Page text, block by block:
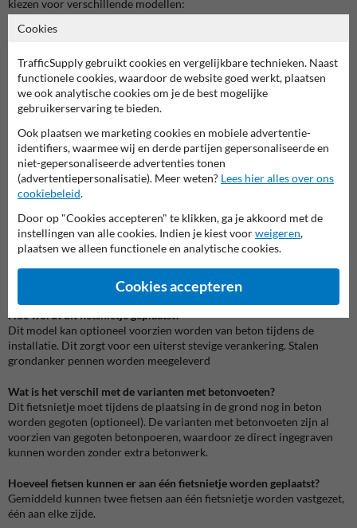
kiezen voor verschillende modellen:
🔹Fietsnietje staal 600x1300mm zonder tussenbuis met
betonpoeren en hoeft alleen nog ingegraven te worden.
🔹Fietsnietje RVS 600x1300mm zonder tussenbuis met betonvoeten
– Roestvrijstalen uitvoering met gegoten betonvoeten voor extra luxe
en onderhoudsvriendelijkheid.
Waar plaats je dit fietsnietje?
✅Gemeentelijke ruimtes en stadscentra– Perfect voor het inrichten
van veilige fietsparkeerplekken.
✅Bedrijfsterreinen en kantoorgebouwen
✅Scholen en sportaccommodaties – Bied voldoende
fietsparkeergelegenheid voor scholieren en sporters.
✅Winkelcentra en horecagelegenheden– Creëer een veilige en nette
parkeervoorziening voor klanten en bezoekers.
Veelgestelde vragen over fietsnietjes
Hoe wordt dit fietsnietje geplaatst?
Dit model kan optioneel voorzien worden van beton tijdens de
installatie. Dit zorgt voor een uiterst stevige verankering. Stalen
grondanker pennen worden meegeleverd
Wat is het verschil met de varianten met betonvoeten?
Dit fietsnietje moet tijdens de plaatsing in de grond nog in beton
worden gegoten (optioneel). De varianten met betonvoeten zijn al
voorzien van gegoten betonpoeren, waardoor ze direct ingegraven
kunnen worden zonder extra betonwerk.
Hoeveel fietsen kunnen er aan één fietsnietje worden geplaatst?
Gemiddeld kunnen twee fietsen aan één fietsnietje worden vastgezet,
één aan elke zijde.
Cookies
TrafficSupply gebruikt cookies en vergelijkbare technieken. Naast
functionele cookies, waardoor de website goed werkt, plaatsen
we ook analytische cookies om je de best mogelijke
gebruikerservaring te bieden.
Ook plaatsen we marketing cookies en mobiele advertentie-
identifiers, waarmee wij en derde partijen gepersonaliseerde en
niet-gepersonaliseerde advertenties tonen
(advertentiepersonalisatie). Meer weten? Lees hier alles over ons
cookiebeleid.
Door op "Cookies accepteren" te klikken, ga je akkoord met de
instellingen van alle cookies. Indien je kiest voorweigeren,
plaatsen we alleen functionele en analytische cookies.
Cookies accepteren